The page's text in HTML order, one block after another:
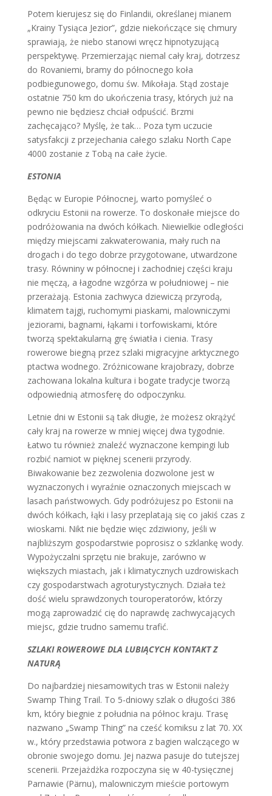
Potem kierujesz się do Finlandii, określanej mianem
„Krainy Tysiąca Jezior”, gdzie niekończące się chmury
sprawiają, że niebo stanowi wręcz hipnotyzującą
perspektywę. Przemierzając niemal cały kraj, dotrzesz
do Rovaniemi, bramy do północnego koła
podbiegunowego, domu św. Mikołaja. Stąd zostaje
ostatnie 750 km do ukończenia trasy, których już na
pewno nie będziesz chciał odpuścić. Brzmi
zachęcająco? Myślę, że tak… Poza tym uczucie
satysfakcji z przejechania całego szlaku North Cape
4000 zostanie z Tobą na całe życie.
ESTONIA
Będąc w Europie Północnej, warto pomyśleć o
odkryciu Estonii na rowerze. To doskonałe miejsce do
podróżowania na dwóch kółkach. Niewielkie odległości
między miejscami zakwaterowania, mały ruch na
drogach i do tego dobrze przygotowane, utwardzone
trasy. Równiny w północnej i zachodniej części kraju
nie męczą, a łagodne wzgórza w południowej – nie
przerażają. Estonia zachwyca dziewiczą przyrodą,
klimatem tajgi, ruchomymi piaskami, malowniczymi
jeziorami, bagnami, łąkami i torfowiskami, które
tworzą spektakularną grę światła i cienia. Trasy
rowerowe biegną przez szlaki migracyjne arktycznego
ptactwa wodnego. Zróżnicowane krajobrazy, dobrze
zachowana lokalna kultura i bogate tradycje tworzą
odpowiednią atmosferę do odpoczynku.
Letnie dni w Estonii są tak długie, że możesz okrążyć
cały kraj na rowerze w mniej więcej dwa tygodnie.
Łatwo tu również znaleźć wyznaczone kempingi lub
rozbić namiot w pięknej scenerii przyrody.
Biwakowanie bez zezwolenia dozwolone jest w
wyznaczonych i wyraźnie oznaczonych miejscach w
lasach państwowych. Gdy podróżujesz po Estonii na
dwóch kółkach, łąki i lasy przeplatają się co jakiś czas z
wioskami. Nikt nie będzie więc zdziwiony, jeśli w
najbliższym gospodarstwie poprosisz o szklankę wody.
Wypożyczalni sprzętu nie brakuje, zarówno w
większych miastach, jak i klimatycznych uzdrowiskach
czy gospodarstwach agroturystycznych. Działa też
dość wielu sprawdzonych touroperatorów, którzy
mogą zaprowadzić cię do naprawdę zachwycających
miejsc, gdzie trudno samemu trafić.
SZLAKI ROWEROWE DLA LUBIĄCYCH KONTAKT Z
NATURĄ
Do najbardziej niesamowitych tras w Estonii należy
Swamp Thing Trail. To 5-dniowy szlak o długości 386
km, który biegnie z południa na północ kraju. Trasę
nazwano „Swamp Thing” na cześć komiksu z lat 70. XX
w., który przedstawia potwora z bagien walczącego w
obronie swojego domu. Jej nazwa pasuje do tutejszej
scenerii. Przejażdżka rozpoczyna się w 40-tysięcznej
Parnawie (Pärnu), malowniczym mieście portowym